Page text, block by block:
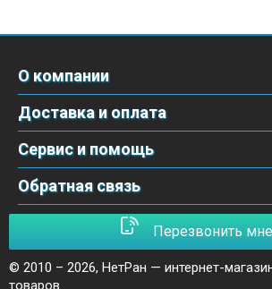
О компании
Доставка и оплата
Сервис и помощь
Обратная связь
Перезвонить мне
© 2010 – 2026, НетРан — интернет-
товаров